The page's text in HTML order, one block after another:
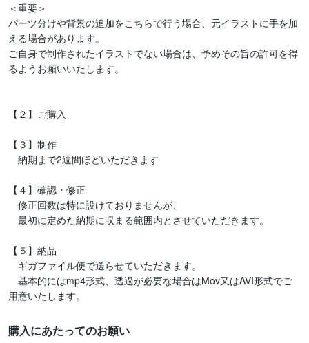
＜重要＞
パーツ分けや背景の追加をこちらで行う場合、元イラストに手を加
える場合があります。
ご自身で制作されたイラストでない場合は、予めその旨の許可を得
るようお願いいたします。
【２】ご購入
【３】制作
納期まで2週間ほどいただきます
【４】確認・修正
修正回数は特に設けておりませんが、
最初に定めた納期に収まる範囲内とさせていただきます。
【５】納品
ギガファイル便で送らせていただきます。
基本的にはmp4形式、透過が必要な場合はMov又はAVI形式でご
購入にあたってのお願い